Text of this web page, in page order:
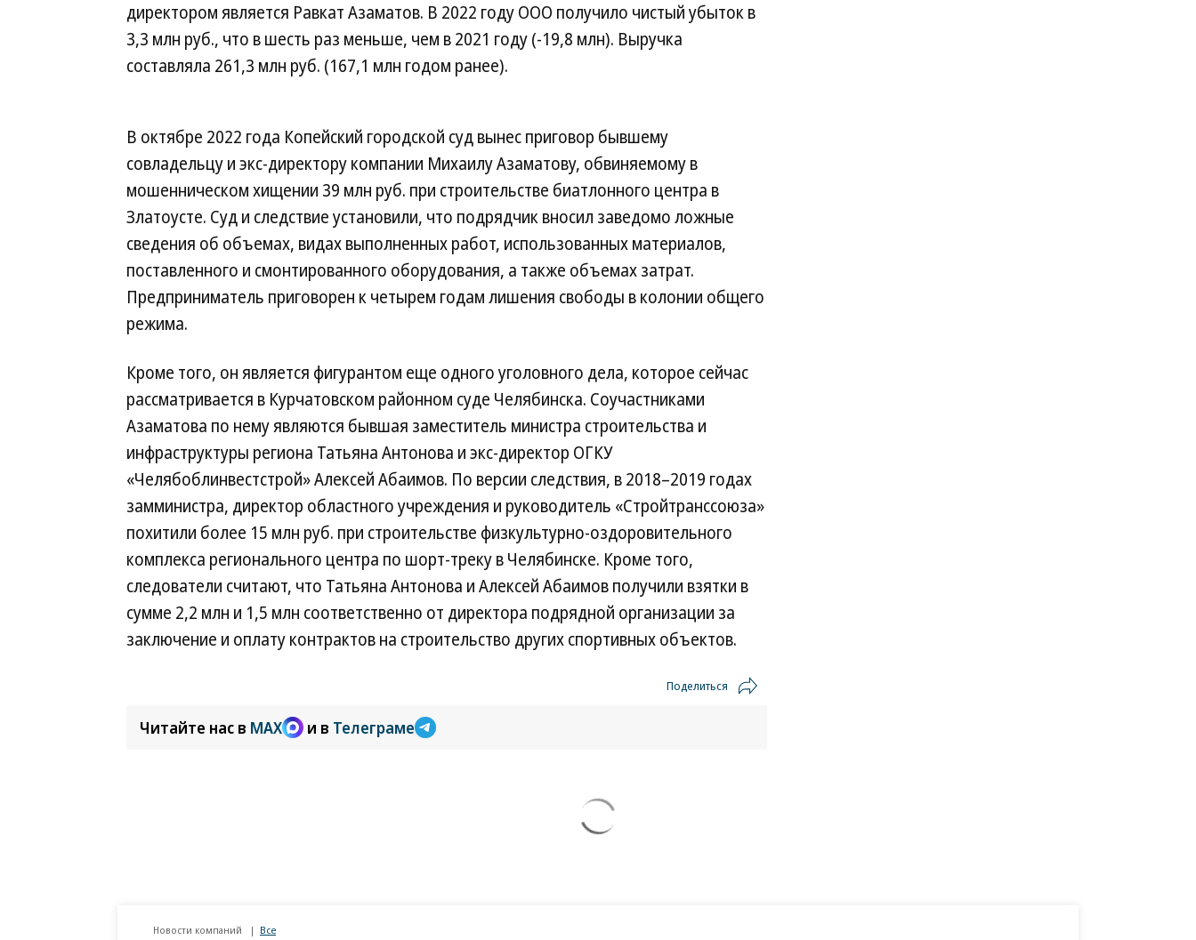
директором является Равкат Азаматов. В 2022 году ООО получило чистый убыток в
3,3 млн руб., что в шесть раз меньше, чем в 2021 году (-19,8 млн). Выручка
составляла 261,3 млн руб. (167,1 млн годом ранее).
В октябре 2022 года Копейский городской суд вынес приговор бывшему
совладельцу и экс-директору компании Михаилу Азаматову, обвиняемому в
мошенническом хищении 39 млн руб. при строительстве биатлонного центра в
Златоусте. Суд и следствие установили, что подрядчик вносил заведомо ложные
сведения об объемах, видах выполненных работ, использованных материалов,
поставленного и смонтированного оборудования, а также объемах затрат.
Предприниматель приговорен к четырем годам лишения свободы в колонии общего
режима.
Кроме того, он является фигурантом еще одного уголовного дела, которое сейчас
рассматривается в Курчатовском районном суде Челябинска. Соучастниками
Азаматова по нему являются бывшая заместитель министра строительства и
инфраструктуры региона Татьяна Антонова и экс-директор ОГКУ
«Челябоблинвестстрой» Алексей Абаимов. По версии следствия, в 2018–2019 годах
замминистра, директор областного учреждения и руководитель «Стройтранссоюза»
похитили более 15 млн руб. при строительстве физкультурно-оздоровительного
комплекса регионального центра по шорт-треку в Челябинске. Кроме того,
следователи считают, что Татьяна Антонова и Алексей Абаимов получили взятки в
сумме 2,2 млн и 1,5 млн соответственно от директора подрядной организации за
заключение и оплату контрактов на строительство других спортивных объектов.
Поделиться
Читайте нас в MAX и в Телеграме
Новости компаний Все